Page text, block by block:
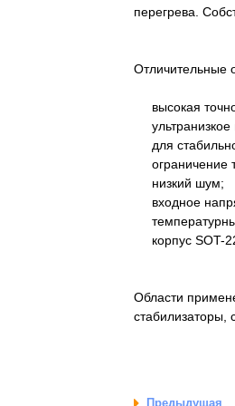
перегрева.
Отличительные
высокая
ультранизкое
для
ограничение
низкий шум;
входное
корпус SOT-
Области
стабилизаторы,
Предыдущая